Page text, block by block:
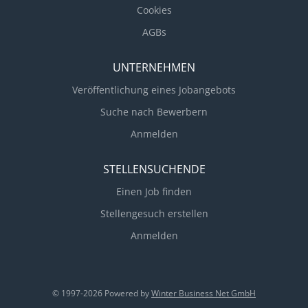
mit einer mehr als 150-jährigen Firmengeschichte.
Mitarbeiterinnen und Mitarbeiter sorgen dafür, dass
Ingenieurbau, Hochbau,...
Cookies
AGBs
UNTERNEHMEN
Veröffentlichung eines Jobangebots
Suche nach Bewerbern
Anmelden
STELLENSUCHENDE
Einen Job finden
Stellengesuch erstellen
Anmelden
© 1997-2026 Powered byWinter Business Net GmbH